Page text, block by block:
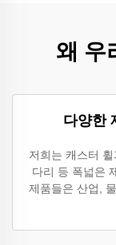
왜 우
다양한
저희는 캐스터
다리 등 폭넓은
제품들은 산업,